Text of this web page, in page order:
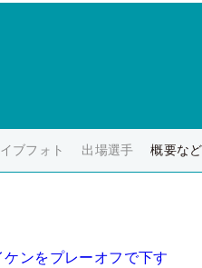
ブフォト 出場選手 概要など
ンをプレーオフで下す